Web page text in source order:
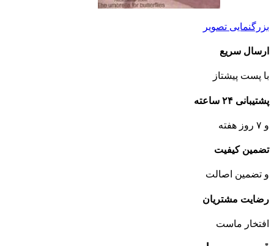
بزرگنمایی تصویر
ارسال سریع
با پست پیشتاز
پشتیبانی ۲۴ ساعته
و ۷ روز هفته
تضمین کیفیت
و تضمین اصالت
رضایت مشتریان
افتخار ماست